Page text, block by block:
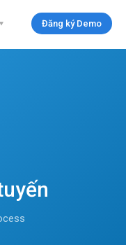
Đăng ký Demo